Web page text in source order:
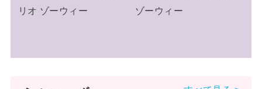
ゾーウィー
ニット帽 サンリオ